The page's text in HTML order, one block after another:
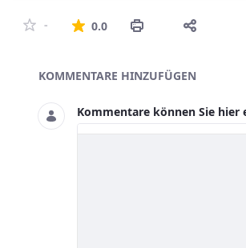
- 0.0Die
Asset-Herausgeber
KOMMENTARE HINZUFÜGEN
Kommentare können Sie hier